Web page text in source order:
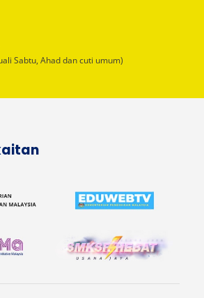
Sabtu, Ahad dan cuti umum)